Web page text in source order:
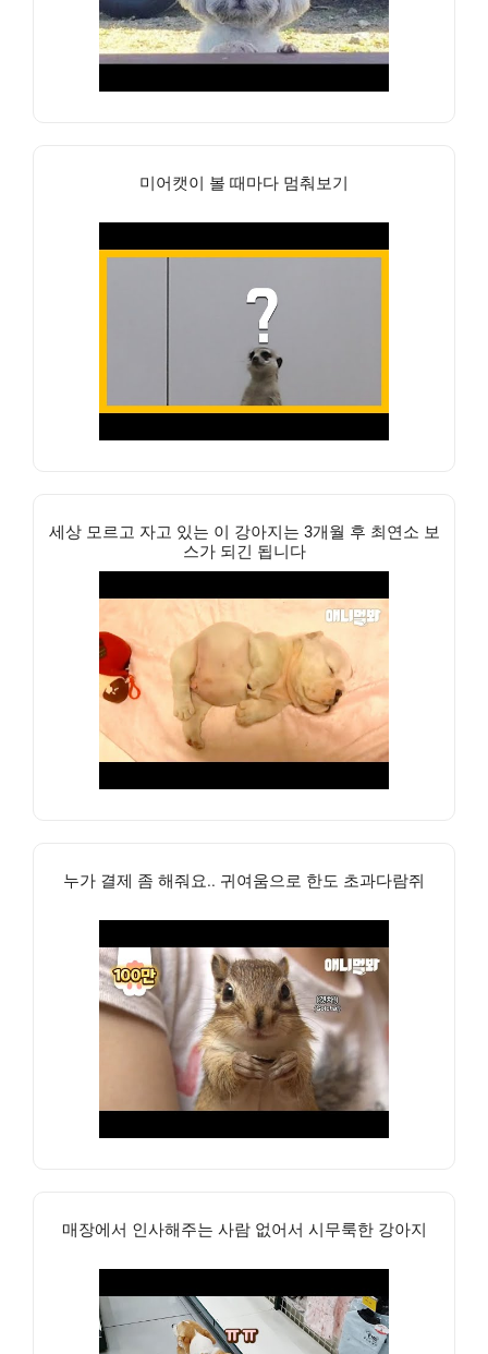
미어캣이 볼 때마다 멈춰보기
세상 모르고 자고 있는 이 강아지는 3개월 후 최연소 보
스가 되긴 됩니다
누가 결제 좀 해줘요.. 귀여움으로 한도 초과다람쥐
매장에서 인사해주는 사람 없어서 시무룩한 강아지